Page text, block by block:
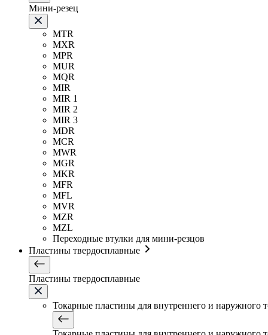
Мини-резец
MTR
MXR
MPR
MUR
MQR
MIR
MIR 1
MIR 2
MIR 3
MDR
MCR
MWR
MGR
MKR
MFR
MFL
MVR
MZR
MZL
Переходные втулки для мини-резцов
Пластины твердосплавные
Пластины твердосплавные
Токарные пластины для внутреннего и наружного